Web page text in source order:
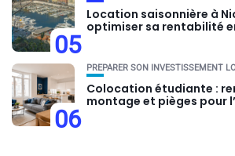
05
Location saisonnière à
optimiser sa rentabilité
06
PRÉPARER SON INVESTISSEMENT
Colocation étudiante :
montage et pièges pour